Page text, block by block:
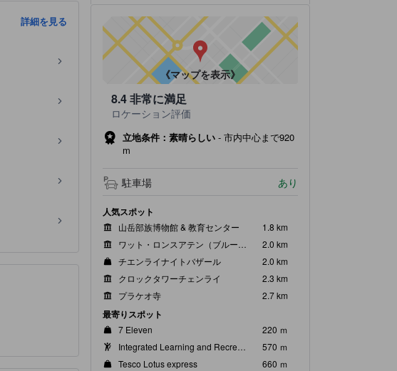
詳細を見る
《マップを表示》
8.4非常に満足
ロケーション評価
立地条件：素晴らしい - 市内中心まで920
m
駐車場 あり
人気スポット
山岳部族博物館 & 教育センター
1.8 km
ワット・ロンスアテン（ブルーテンプル）
2.0 km
チエンライナイトバザール
2.0 km
クロックタワーチェンライ
2.3 km
プラケオ寺
2.7 km
最寄りスポット
7 Eleven
220 ｍ
Integrated Learning and Recreation Center
570 ｍ
Tesco Lotus express
660 ｍ